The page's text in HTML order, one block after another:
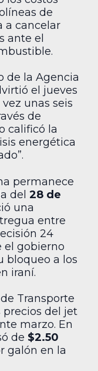
de
a cancelar
ante el
de la Agencia
el jueves
unas seis
de
calificó la
energética
permanece
del 28 de
una
entre
24
el gobierno
bloqueo a los
iraní.
Transporte
precios del jet
marzo. En
de $2.50
galón en la